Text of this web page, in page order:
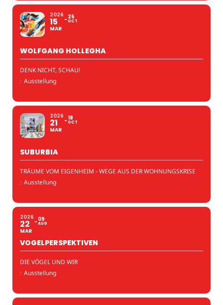
2026
15
MAR
25
OCT
WOLFGANG HOLLEGHA
DENK NICHT, SCHAU!
: Ausstellung
2026
21
MAR
18
OCT
SUBURBIA
TRÄUME VOM EIGENHEIM - WEGE AUS DER WOHNUNGSKRISE
: Ausstellung
2026
22
MAR
09
AUG
VOGELPERSPEKTIVEN
DIE VÖGEL UND WIR
: Ausstellung